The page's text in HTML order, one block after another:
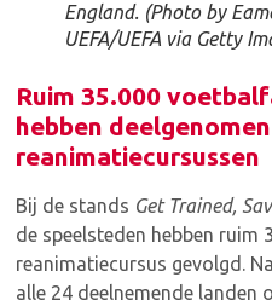
England. (Photo by
UEFA/UEFA via Getty
Ruim 35.000
hebben
reanimatiecursussen
Bij de stands Get Trained,
de speelsteden hebben ruim
reanimatiecursus gevolgd.
alle 24 deelnemende landen